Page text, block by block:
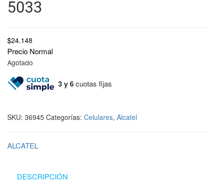
5033
$24.148
Precio Normal
Agotado
3 y 6cuotas fijas
SKU: 36945 Categorías: Celulares, Alcatel
ALCATEL
DESCRIPCIÓN